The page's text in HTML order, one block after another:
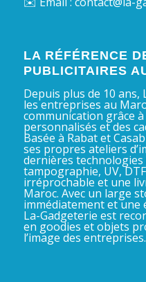
LA RÉFÉRENCE
PUBLICITAIRES
Depuis plus de 10 ans,
les entreprises au
communication grâce
personnalisés et des
Basée à Rabat et
ses propres ateliers
dernières
tampographie, UV,
irréprochable et une
Maroc. Avec un large
immédiatement et une
La-Gadgeterie est
en goodies et objets
l’image des entreprises.